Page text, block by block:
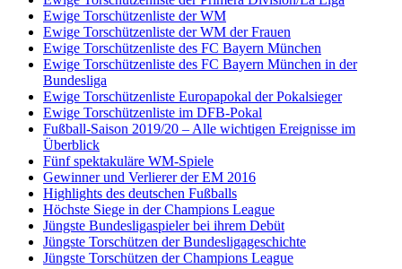
Ewige Torschützenliste der WM
Ewige Torschützenliste der WM der Frauen
Ewige Torschützenliste des FC Bayern München
Ewige Torschützenliste des FC Bayern München in der
Bundesliga
Ewige Torschützenliste Europapokal der Pokalsieger
Ewige Torschützenliste im DFB-Pokal
Fußball-Saison 2019/20 – Alle wichtigen Ereignisse im
Überblick
Fünf spektakuläre WM-Spiele
Gewinner und Verlierer der EM 2016
Highlights des deutschen Fußballs
Höchste Siege in der Champions League
Jüngste Bundesligaspieler bei ihrem Debüt
Jüngste Torschützen der Bundesligageschichte
Jüngste Torschützen der Champions League